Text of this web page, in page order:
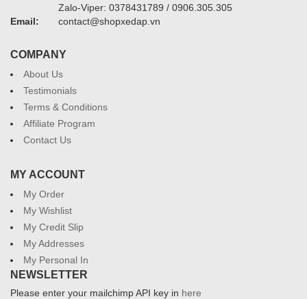
Zalo-Viper: 0378431789 / 0906.305.305
Email:
contact@shopxedap.vn
COMPANY
About Us
Testimonials
Terms & Conditions
Affiliate Program
Contact Us
MY ACCOUNT
My Order
My Wishlist
My Credit Slip
My Addresses
My Personal In
NEWSLETTER
Please enter your mailchimp API key in here